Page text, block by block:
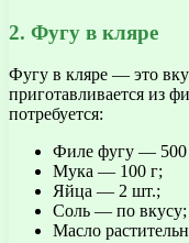
2. Фугу в кляре
Фугу в кляре — это
приготавливается из
потребуется:
Филе фугу — 500
Мука — 100 г;
Яйца — 2 шт.;
Соль — по вкусу;
Масло